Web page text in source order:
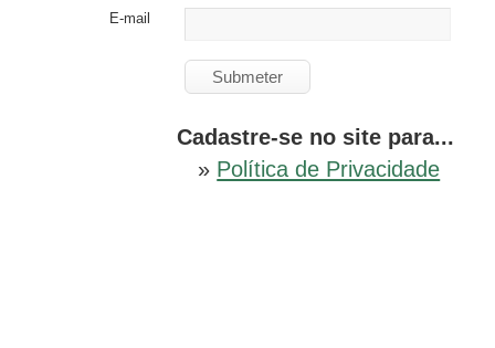
E-mail
Cadastre-se no site para...
» Política de Privacidade